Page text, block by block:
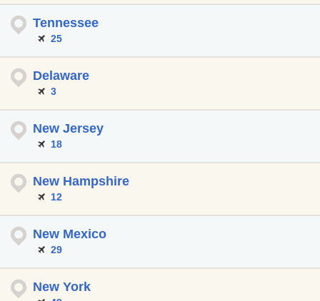
Tennessee
25
Delaware
3
New Jersey
18
New Hampshire
12
New Mexico
29
New York